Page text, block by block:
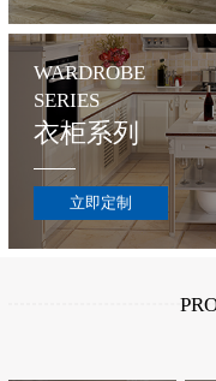
WARDROBE
SERIES
衣柜系列
立即定制